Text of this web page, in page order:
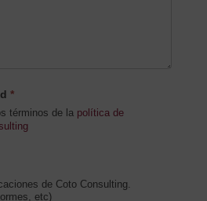
*
términos de la política de
de Coto Consulting.
etc)